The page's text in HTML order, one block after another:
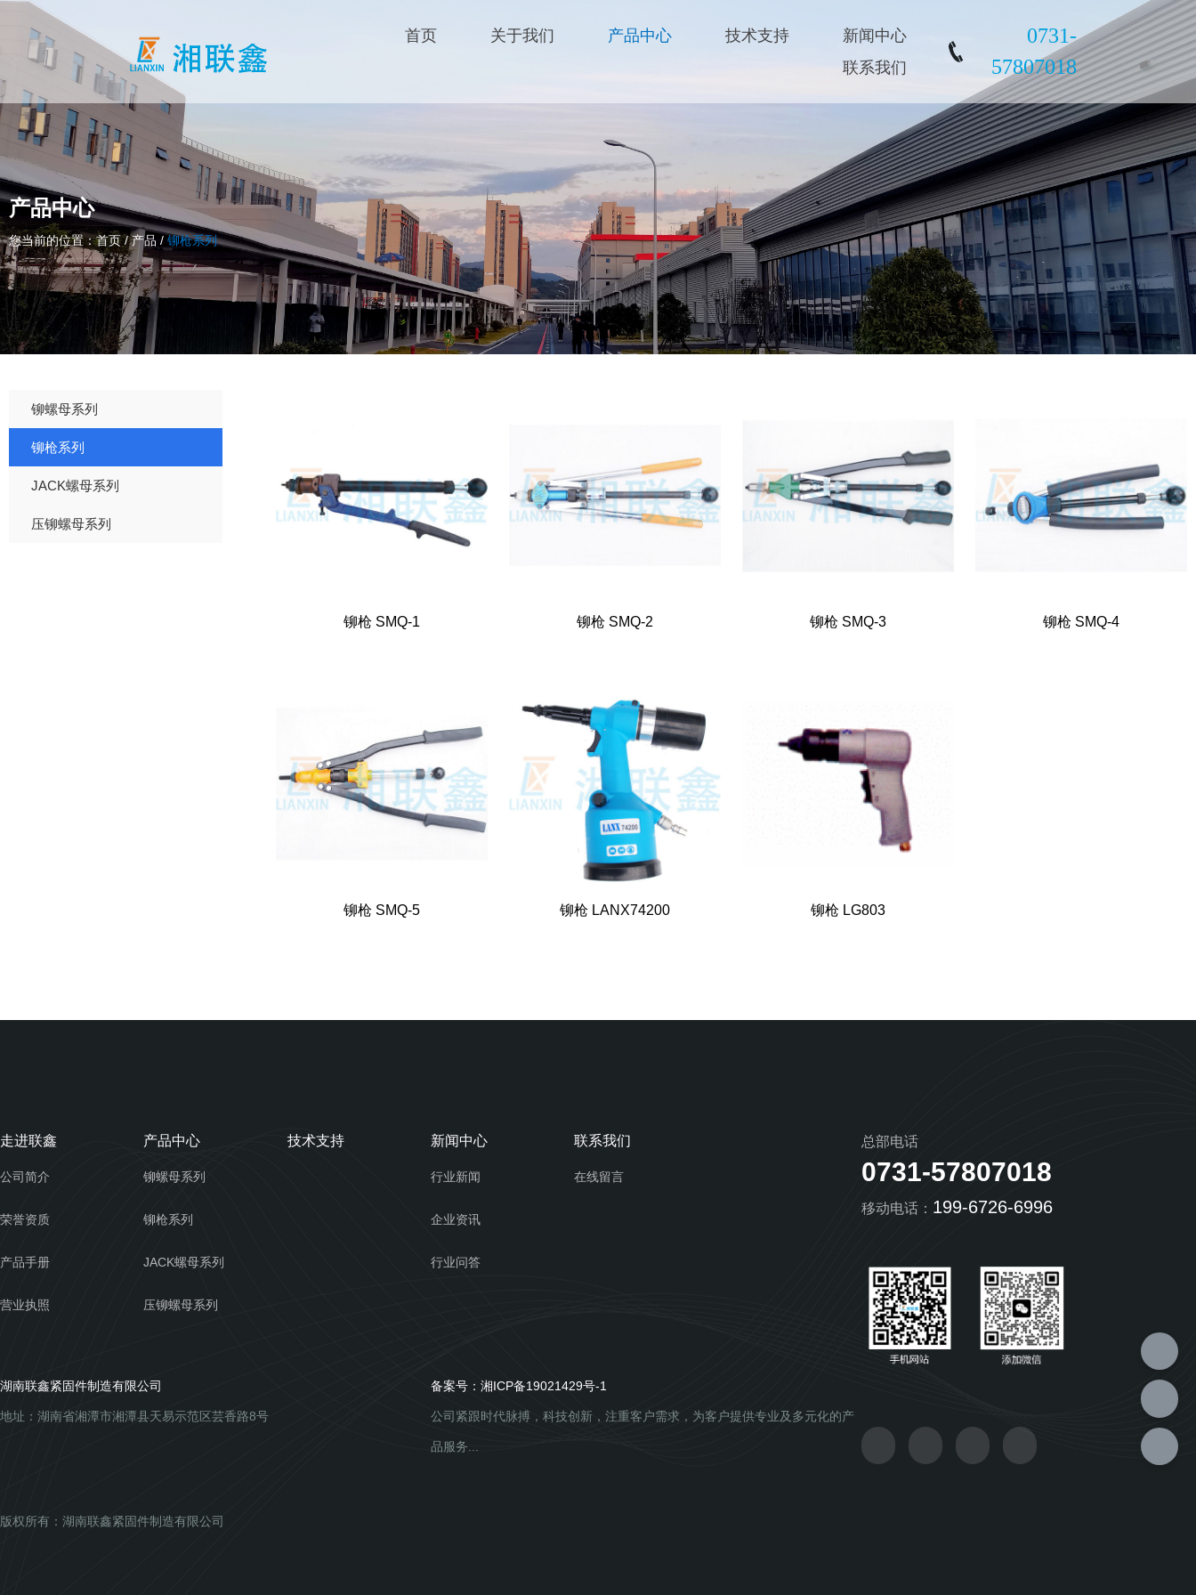
首页 关于我们 产品中心 技术支持
新闻中心
联系我们
0731-
57807018
产品中心
您当前的位置：首页/产品 / 铆枪系列
铆螺母系列
铆枪系列
JACK螺母系列
压铆螺母系列
铆枪 SMQ-1 铆枪 SMQ-2 铆枪 SMQ-3 铆枪 SMQ-4
铆枪 SMQ-5 铆枪 LANX74200 铆枪 LG803
走进联鑫 产品中心 技术支持 新闻中心 联系我们
公司简介 铆螺母系列 行业新闻 在线留言
荣誉资质 铆枪系列 企业资讯
产品手册 JACK螺母系列 行业问答
营业执照 压铆螺母系列
湖南联鑫紧固件制造有限公司
地址：湖南省湘潭市湘潭县天易示范区芸香路8号
备案号： 湘ICP备19021429号-1
公司紧跟时代脉搏，科技创新，注重客户需求，为客户提供专业及多元化的产
品服务...
版权所有：湖南联鑫紧固件制造有限公司
总部电话
0731-57807018
移动电话： 199-6726-6996